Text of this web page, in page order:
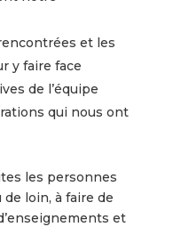
et les
y faire face
de l’équipe
qui nous ont
les personnes
loin, à faire de
et